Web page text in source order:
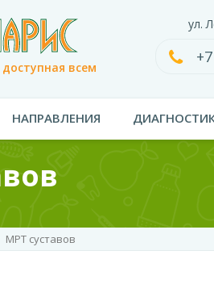
всем
ул.
НАПРАВЛЕНИЯ
МРТ суставов